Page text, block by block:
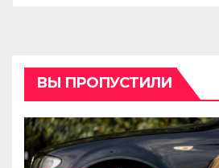
ВЫ ПРОПУСТИЛИ